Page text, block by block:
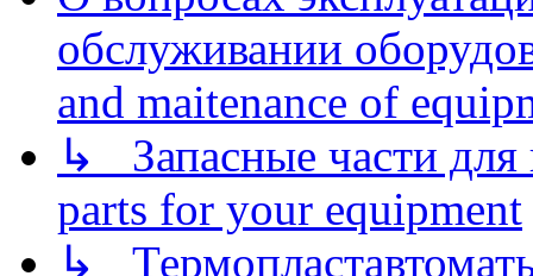
обслуживании
and maitenance of
↳ Запасные части для
parts for your equipment
↳